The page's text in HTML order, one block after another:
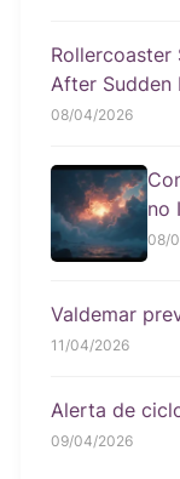
Rollercoaster
After Sudden
08/04/2026
no
08/
Valdemar
11/04/2026
Alerta de
09/04/2026